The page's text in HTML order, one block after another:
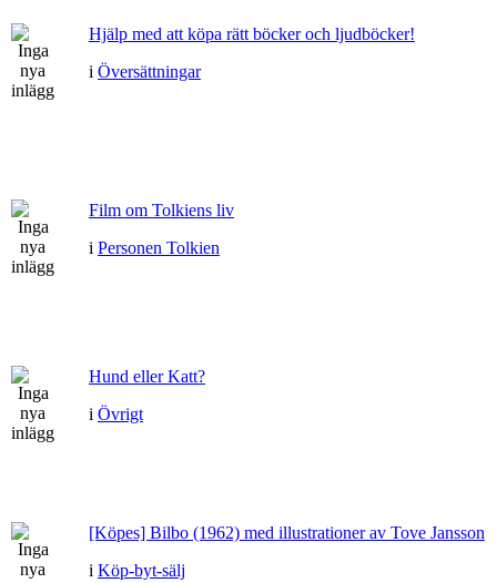
Hjälp med att köpa rätt böcker och ljudböcker!
i Översättningar
Film om Tolkiens liv
i Personen Tolkien
Hund eller Katt?
i Övrigt
[Köpes] Bilbo (1962) med illustrationer av Tove Jansson
i Köp-byt-sälj